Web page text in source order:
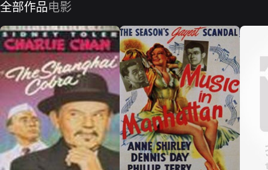
全部作品电影